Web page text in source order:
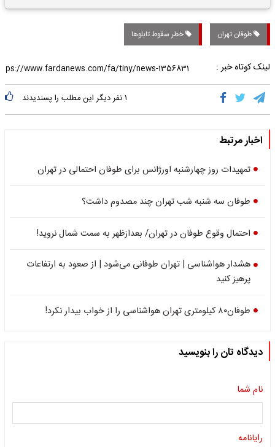
تاریخی واریز خواهد شد؟
طوفان تهران خطر سقوط تابلوها
لینک کوتاه خبر :
۱نفر دیگر این مطلب را پسندیدند
اخبار مرتبط
تمهیدات روز چهارشنبه اورژانس برای طوفان احتمالی در تهران
طوفان سه شنبه شب تهران چند مصدوم داشت؟
احتمال وقوع طوفان در تهران/ بعدازظهر به سمت شمال نروید!
هشدار هواشناسی | تهران طوفانی می‌شود | از صعود به ارتفاعات
پرهیز کنید
طوفان۸۰ کیلومتری تهران هواشناسی را از خواب بیدار نکرد!
دیدگاه تان را بنویسید
نام شما
رایانامه